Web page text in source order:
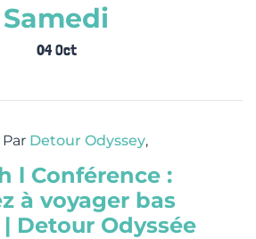
Samedi
04 Oct
Par Detour Odyssey,
l Conférence :
à voyager bas
Detour Odyssée